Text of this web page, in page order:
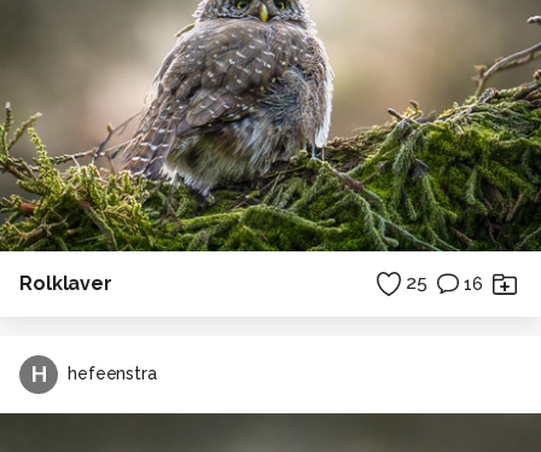
Rolklaver 25 16
H hefeenstra